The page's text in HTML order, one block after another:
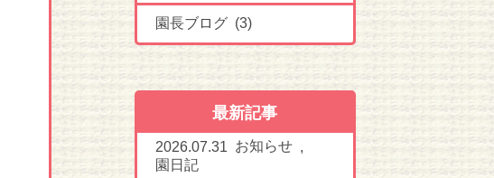
園長ブログ (3)
最新記事
2026.07.31 お知らせ ,
園日記